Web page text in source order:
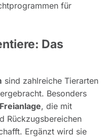
für
Das
sind zahlreiche Tierarten
Besonders
, die mit
Rückzugsbereichen
Ergänzt wird sie